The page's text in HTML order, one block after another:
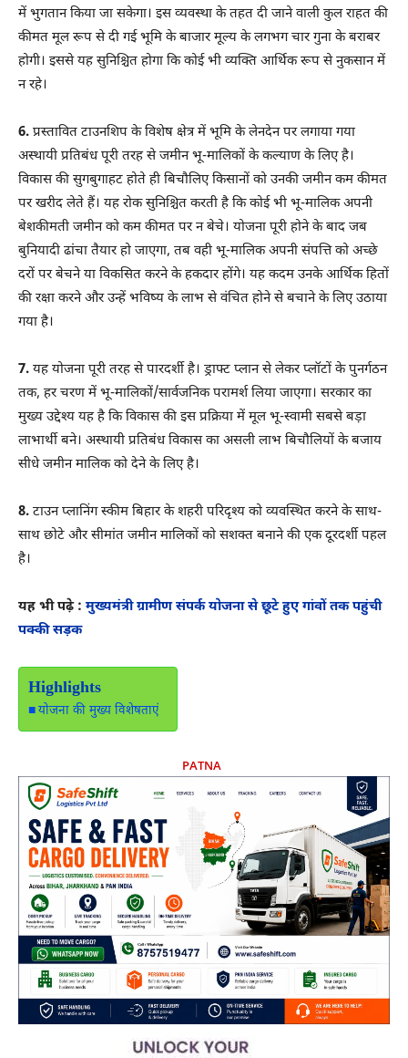
में भुगतान किया जा सकेगा। इस व्यवस्था के तहत दी जाने वाली कुल राहत की
कीमत मूल रूप से दी गई भूमि के बाजार मूल्य के लगभग चार गुना के बराबर
होगी। इससे यह सुनिश्चित होगा कि कोई भी व्यक्ति आर्थिक रूप से नुकसान में
न रहे।
6. प्रस्तावित टाउनशिप के विशेष क्षेत्र में भूमि के लेनदेन पर लगाया गया
अस्थायी प्रतिबंध पूरी तरह से जमीन भू-मालिकों के कल्याण के लिए है।
विकास की सुगबुगाहट होते ही बिचौलिए किसानों को उनकी जमीन कम कीमत
पर खरीद लेते हैं। यह रोक सुनिश्चित करती है कि कोई भी भू-मालिक अपनी
बेशकीमती जमीन को कम कीमत पर न बेचे। योजना पूरी होने के बाद जब
बुनियादी ढांचा तैयार हो जाएगा, तब वही भू-मालिक अपनी संपत्ति को अच्छे
दरों पर बेचने या विकसित करने के हकदार होंगे। यह कदम उनके आर्थिक हितों
की रक्षा करने और उन्हें भविष्य के लाभ से वंचित होने से बचाने के लिए उठाया
गया है।
7. यह योजना पूरी तरह से पारदर्शी है। ड्राफ्ट प्लान से लेकर प्लॉटों के पुनर्गठन
तक, हर चरण में भू-मालिकों/सार्वजनिक परामर्श लिया जाएगा। सरकार का
मुख्य उद्देश्य यह है कि विकास की इस प्रक्रिया में मूल भू-स्वामी सबसे बड़ा
लाभार्थी बने। अस्थायी प्रतिबंध विकास का असली लाभ बिचौलियों के बजाय
सीधे जमीन मालिक को देने के लिए है।
8. टाउन प्लानिंग स्कीम बिहार के शहरी परिदृश्य को व्यवस्थित करने के साथ-
साथ छोटे और सीमांत जमीन मालिकों को सशक्त बनाने की एक दूरदर्शी पहल
है।
यह भी पढ़े : मुख्यमंत्री ग्रामीण संपर्क योजना से छूटे हुए गांवों तक पहुंची
पक्की सड़क
Highlights
योजना की मुख्य विशेषताएं
PATNA